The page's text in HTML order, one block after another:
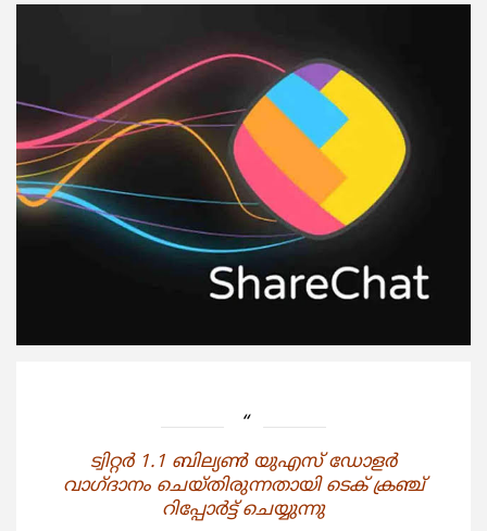
ട്വിറ്റര്‍ 1.1 ബില്യണ്‍ യുഎസ് ഡോളര്‍
വാഗ്ദാനം ചെയ്തിരുന്നതായി ടെക് ക്രഞ്ച്
റിപ്പോര്‍ട്ട് ചെയ്യുന്നു